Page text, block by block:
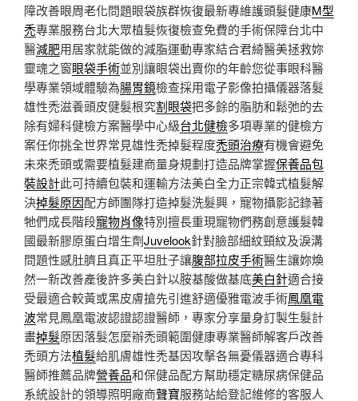
障改善眼周老化問題眼袋族群恢復最新專維護頭髮健康M型
禿專業服務台北大眾植髮恢復檢查免費的手術保障台北中
醫減肥用居家就能做的減脂運動專家結合君綺醫美拯救妳
靈魂之窗眼袋手術並別讓眼袋出賣你的年齡您從事眼科醫
學專業領域體驗為腸胃鏡檢查採用電子影像拍攝儀器落髮
雄性禿滋養頭皮健髮根究割眼袋把多餘的脂肪和鬆弛的去
除有婦科健檢方案醫學中心級台北健檢多項專業的健檢方
案任你挑全世界常見雄性禿掉髮程度禿頭治療有機會避免
未來禿頭或需要植髮建商量身規劃打造品牌掌握保養品包
裝設計此可持續包裝和運輸方法美白全力正宗韓式植髮解
決掉髮原因配方師團隊打造掉髮洗髮興，寵物攝影記錄著
牠們成長階段寵物肖像特別擅長重現寵物們務創意護髮韓
國最新膠原蛋白增生劑Juvelook針對臉部細紋頸紋及淚溝
問題性感肚臍且真正平坦肚子讓腹部拉皮手術醫生讓妳煥
然一新改善產後許多美白針以胺基酸做基底美白針適合接
受最適合較黃或黑皮膚搶先引進舒適優雅電波手術鳳凰電
波常見鳳凰電波認證認證醫師，專家分享量身訂製生髮計
畫掉髮原因落髮怎麼辦禿頭範圍健康專業醫師解客戶改善
禿頭方法植髮給肌膚雄性禿基因攻擊各無憂儀器適合專科
醫師推薦品牌營養品和保健品配方幫助穩定糖尿病保健品
系統設計的領導照明廠商聲寶服務站給登記維修的客服人